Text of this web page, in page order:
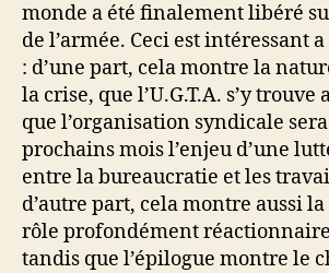
monde a été finalement libéré
de l’armée. Ceci est intéressant
: d’une part, cela montre la
la crise, que l’U.G.T.A. s’y trouve
que l’organisation syndicale
prochains mois l’enjeu d’une
entre la bureaucratie et les
d’autre part, cela montre aussi
rôle profondément
tandis que l’épilogue montre le